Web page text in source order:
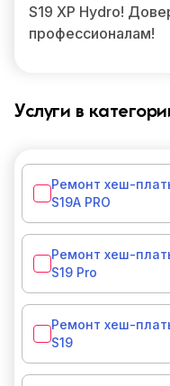
S19 XP Hydro!
профессионалам!
Услуги в
Ремонт хеш-
S19A PRO
Ремонт хеш-
S19 Pro
Ремонт хеш-
S19